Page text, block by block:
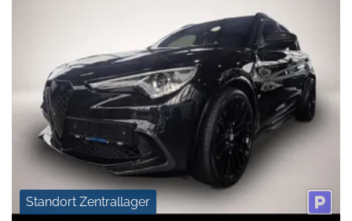
Standort Zentrallager